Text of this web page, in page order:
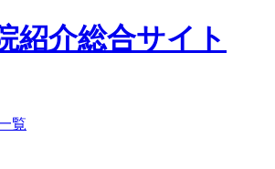
紹介総合サイト
覧